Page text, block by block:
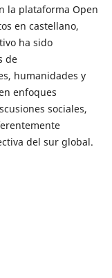
la plataforma Open
en castellano,
ha sido
de
humanidades y
enfoques
sociales,
del sur global.